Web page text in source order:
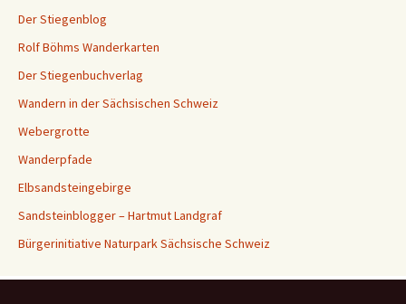
Der Stiegenblog
Rolf Böhms Wanderkarten
Der Stiegenbuchverlag
Wandern in der Sächsischen Schweiz
Webergrotte
Wanderpfade
Elbsandsteingebirge
Sandsteinblogger – Hartmut Landgraf
Bürgerinitiative Naturpark Sächsische Schweiz